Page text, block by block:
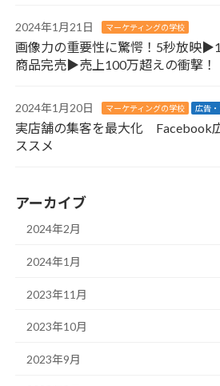
2024年1月21日 マーケティングの学校
画像力の重要性に驚愕！5秒放映
商品完売▶︎売上100万超えの衝撃！
2024年1月20日 マーケティングの学校 広告
実店舗の集客を最大化 Facebook
ススメ
アーカイブ
2024年2月
2024年1月
2023年11月
2023年10月
2023年9月